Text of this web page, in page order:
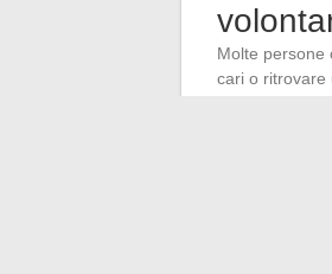
Molte persone
cari o ritrovare